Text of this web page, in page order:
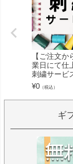
【ご注文か
業日にて仕
刺繍サービ
¥0 （税込）
ギ